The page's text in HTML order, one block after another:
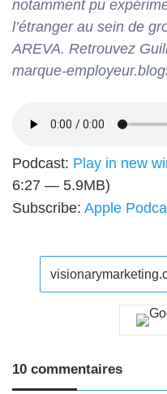
notamment pu
l’étranger au sein de
AREVA. Retrouvez
marque-
Podcast: Play in new
6:27 — 5.9MB)
Subscribe: Apple
10 commentaires